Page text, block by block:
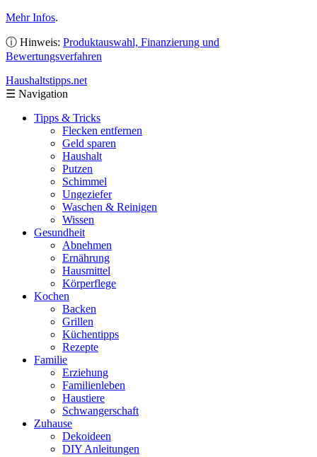
Mehr Infos.
ⓘ Hinweis: Produktauswahl, Finanzierung und
Bewertungsverfahren
Haushaltstipps.net
☰ Navigation
Tipps & Tricks
Flecken entfernen
Geld sparen
Haushalt
Putzen
Schimmel
Ungeziefer
Waschen & Reinigen
Wissen
Gesundheit
Abnehmen
Ernährung
Hausmittel
Körperflege
Kochen
Backen
Grillen
Küchentipps
Rezepte
Familie
Erziehung
Familienleben
Haustiere
Schwangerschaft
Zuhause
Dekoideen
DIY Anleitungen